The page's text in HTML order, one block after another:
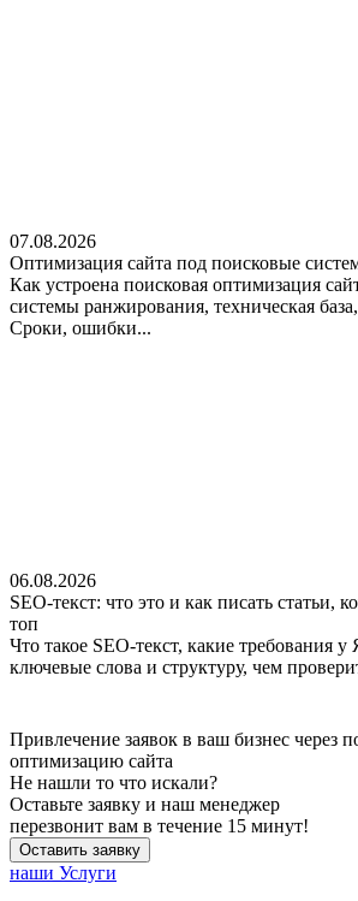
07.08.2026
Оптимизация сайта под поисковые
Как устроена поисковая оптимизация
системы ранжирования, техническая
Сроки, ошибки...
06.08.2026
SEO-текст: что это и как писать статьи,
топ
Что такое SEO-текст, какие требования у
ключевые слова и структуру, чем
Привлечение заявок в ваш бизнес через
оптимизацию сайта
Не нашли то что искали?
Оставьте заявку и наш менеджер
перезвонит вам в течение 15 минут!
Оставить заявку
наши Услуги